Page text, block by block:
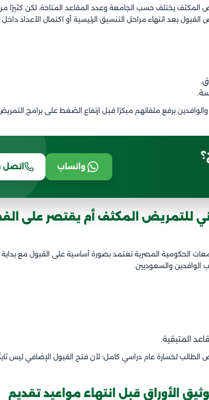
المكثف يختلف حسب الجامعة وعدد المقاعد المتاحة، لكن كثيرًا
بعد انتهاء مراحل التنسيق الرئيسية أو اكتمال الأعداد داخل
برفع ملفاتهم مبكرًا قبل ارتفاع الضغط على برامج
واتساب اتصل
للتمريض المكثف أم يقتصر على
الحكومية المصرية تعتمد بصورة أساسية على القبول مع بداية
الوافدين والسعوديين.
المتبقية.
الطالب لخسارة عام دراسي كامل؛ لأن فتح القبول الإضافي ليس
الأوراق قبل انتهاء مواعيد تقديم